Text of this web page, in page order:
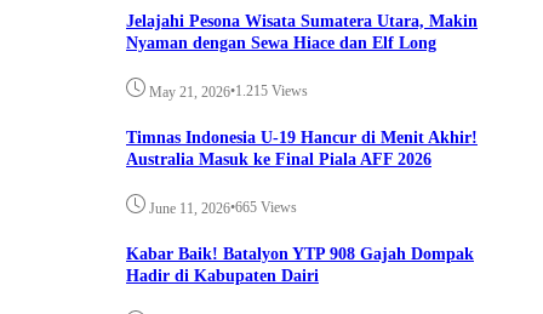
Jelajahi Pesona Wisata Sumatera Utara, Makin
Nyaman dengan Sewa Hiace dan Elf Long
May 21, 2026•1.215 Views
Timnas Indonesia U-19 Hancur di Menit Akhir!
Australia Masuk ke Final Piala AFF 2026
June 11, 2026•665 Views
Kabar Baik! Batalyon YTP 908 Gajah Dompak
Hadir di Kabupaten Dairi